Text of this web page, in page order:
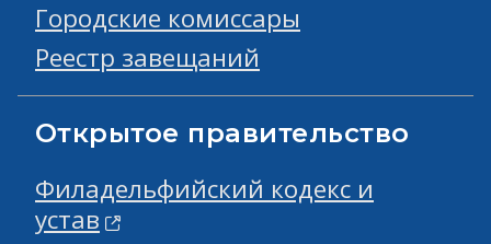
Городские комиссары
Реестр завещаний
Открытое правительство
Филадельфийский кодекс и
устав